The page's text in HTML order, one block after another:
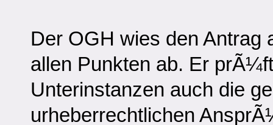
Der OGH wies den
allen Punkten ab. Er
Unterinstanzen auch die
urheberrechtlichen